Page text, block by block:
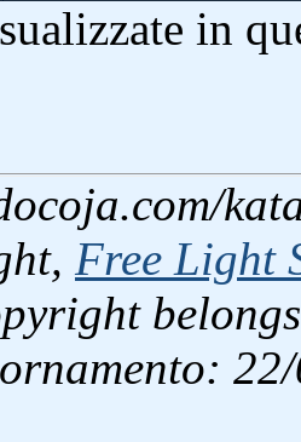
in
Free Light